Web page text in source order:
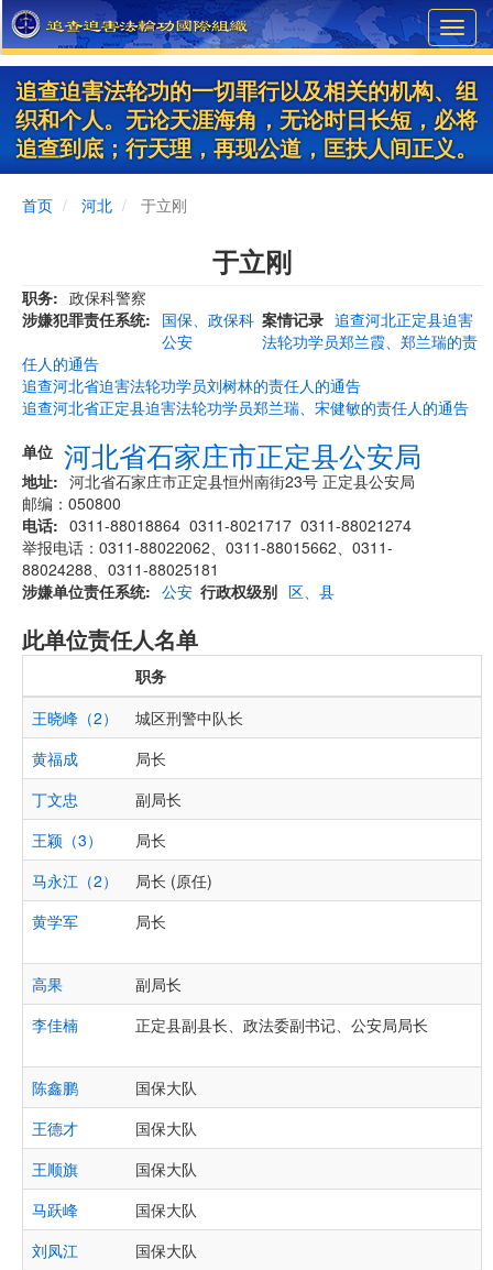
Skip
to
main
content
追查迫害法轮功的一切罪行以及相关的机构、组
织和个人。无论天涯海角，无论时日长短，必将
追查到底；行天理，再现公道，匡扶人间正义。
首页 河北 于立刚
于立刚
职务
政保科警察
涉嫌犯罪责任系统
国保、政保科
公安
案情记录 追查河北正定县迫害
法轮功学员郑兰霞、郑兰瑞的责
任人的通告
追查河北省迫害法轮功学员刘树林的责任人的通告
追查河北省正定县迫害法轮功学员郑兰瑞、宋健敏的责任人的通告
单位 河北省石家庄市正定县公安局
地址
河北省石家庄市正定县恒州南街23号 正定县公安局
邮编：050800
电话
0311-88018864 0311-8021717 0311-88021274
举报电话：0311-88022062、0311-88015662、0311-
88024288、0311-88025181
涉嫌单位责任系统
公安 行政权级别 区、县
此单位责任人名单
职务
王晓峰（2）
城区刑警中队长
黄福成
局长
丁文忠
副局长
王颖（3）
局长
马永江（2）
局长 (原任)
黄学军
局长
高果
副局长
李佳楠
正定县副县长、政法委副书记、公安局局长
陈鑫鹏
国保大队
王德才
国保大队
王顺旗
国保大队
马跃峰
国保大队
刘凤江
国保大队